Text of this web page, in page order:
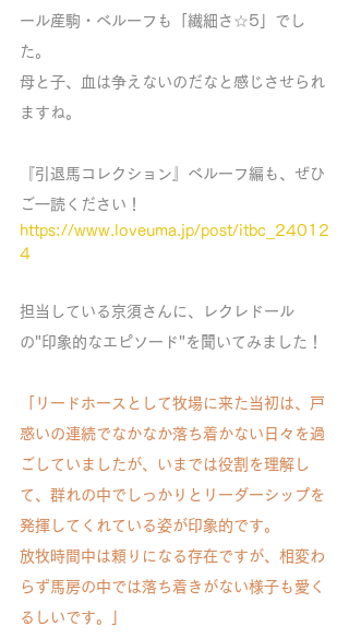
ール産駒・ベルーフも「繊細さ☆5」でし
た。
母と子、血は争えないのだなと感じさせられ
ますね。
『引退馬コレクション』ベルーフ編も、ぜひ
ご一読ください！
https://www.loveuma.jp/post/itbc_24012
4
担当している京須さんに、レクレドール
の"印象的なエピソード"を聞いてみました！
「リードホースとして牧場に来た当初は、戸
惑いの連続でなかなか落ち着かない日々を過
ごしていましたが、いまでは役割を理解し
て、群れの中でしっかりとリーダーシップを
発揮してくれている姿が印象的です。
放牧時間中は頼りになる存在ですが、相変わ
らず馬房の中では落ち着きがない様子も愛く
るしいです。」